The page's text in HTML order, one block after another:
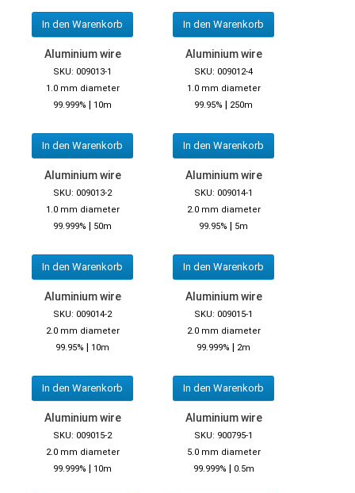
In den Warenkorb In den Warenkorb
Aluminium wire
SKU: 009013-1
1.0 mm diameter
99.999% | 10m
In den Warenkorb
Aluminium wire
SKU: 009012-4
1.0 mm diameter
99.95% | 250m
In den Warenkorb
Aluminium wire
SKU: 009013-2
1.0 mm diameter
99.999% | 50m
In den Warenkorb
Aluminium wire
SKU: 009014-1
2.0 mm diameter
99.95% | 5m
In den Warenkorb
Aluminium wire
SKU: 009014-2
2.0 mm diameter
99.95% | 10m
In den Warenkorb
Aluminium wire
SKU: 009015-1
2.0 mm diameter
99.999% | 2m
In den Warenkorb
Aluminium wire
SKU: 009015-2
2.0 mm diameter
99.999% | 10m
Aluminium wire
SKU: 900795-1
5.0 mm diameter
99.999% | 0.5m